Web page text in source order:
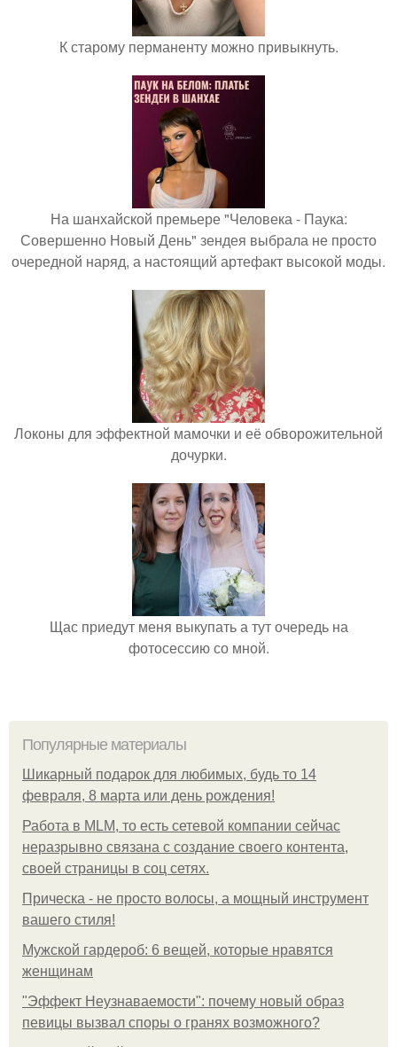
К старому перманенту можно привыкнуть.
На шанхайской премьере "Человека - Паука:
Совершенно Новый День" зендея выбрала не просто
очередной наряд, а настоящий артефакт высокой моды.
Локоны для эффектной мамочки и её обворожительной
дочурки.
Щас приедут меня выкупать а тут очередь на
фотосессию со мной.
Популярные материалы
Шикарный подарок для любимых, будь то 14
февраля, 8 марта или день рождения!
Работа в MLM, то есть сетевой компании сейчас
неразрывно связана с создание своего контента,
своей страницы в соц сетях.
Прическа - не просто волосы, а мощный инструмент
вашего стиля!
Мужской гардероб: 6 вещей, которые нравятся
женщинам
"Эффект Неузнаваемости": почему новый образ
певицы вызвал споры о гранях возможного?